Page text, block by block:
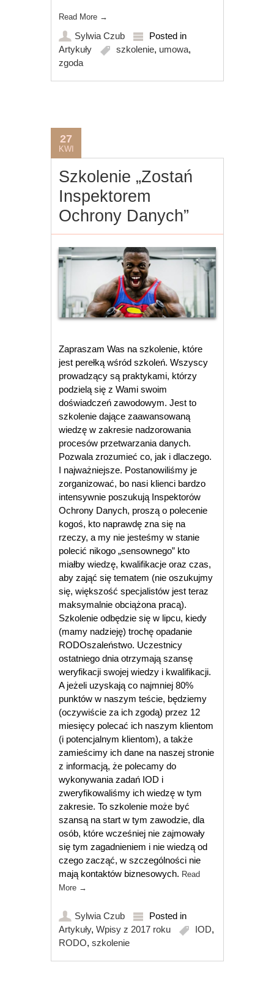
Read More →
Sylwia Czub
Posted in
Artykuły
szkolenie, umowa,
zgoda
27
KWI
Szkolenie „Zostań
Inspektorem
Ochrony Danych”
Zapraszam Was na szkolenie, które
jest perełką wśród szkoleń. Wszyscy
prowadzący są praktykami, którzy
podzielą się z Wami swoim
doświadczeń zawodowym. Jest to
szkolenie dające zaawansowaną
wiedzę w zakresie nadzorowania
procesów przetwarzania danych.
Pozwala zrozumieć co, jak i dlaczego.
I najważniejsze. Postanowiliśmy je
zorganizować, bo nasi klienci bardzo
intensywnie poszukują Inspektorów
Ochrony Danych, proszą o polecenie
kogoś, kto naprawdę zna się na
rzeczy, a my nie jesteśmy w stanie
polecić nikogo „sensownego” kto
miałby wiedzę, kwalifikacje oraz czas,
aby zająć się tematem (nie oszukujmy
się, większość specjalistów jest teraz
maksymalnie obciążona pracą).
Szkolenie odbędzie się w lipcu, kiedy
(mamy nadzieję) trochę opadanie
RODOszaleństwo. Uczestnicy
ostatniego dnia otrzymają szansę
weryfikacji swojej wiedzy i kwalifikacji.
A jeżeli uzyskają co najmniej 80%
punktów w naszym teście, będziemy
(oczywiście za ich zgodą) przez 12
miesięcy polecać ich naszym klientom
(i potencjalnym klientom), a także
zamieścimy ich dane na naszej stronie
z informacją, że polecamy do
wykonywania zadań IOD i
zweryfikowaliśmy ich wiedzę w tym
zakresie. To szkolenie może być
szansą na start w tym zawodzie, dla
osób, które wcześniej nie zajmowały
się tym zagadnieniem i nie wiedzą od
czego zacząć, w szczególności nie
mają kontaktów biznesowych. Read
More →
Sylwia Czub
Posted in
Artykuły,Wpisy z 2017 roku IOD,
RODO,szkolenie